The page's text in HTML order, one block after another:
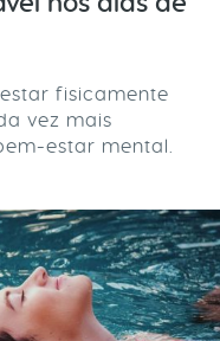
fisicamente
vez mais
estar mental.